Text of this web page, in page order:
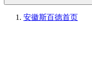
安徽斯百德首页